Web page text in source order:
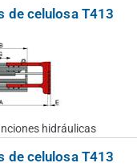
de celulosa T413
hidráulicas
de celulosa T413